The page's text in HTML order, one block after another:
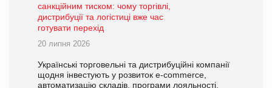
санкційним тиском: чому торгівлі,
дистрибуції та логістиці вже час
готувати перехід
20 липня 2026
Українські торговельні та дистрибуційні компанії
щодня інвестують у розвиток e-commerce,
автоматизацію складів, програми лояльності,